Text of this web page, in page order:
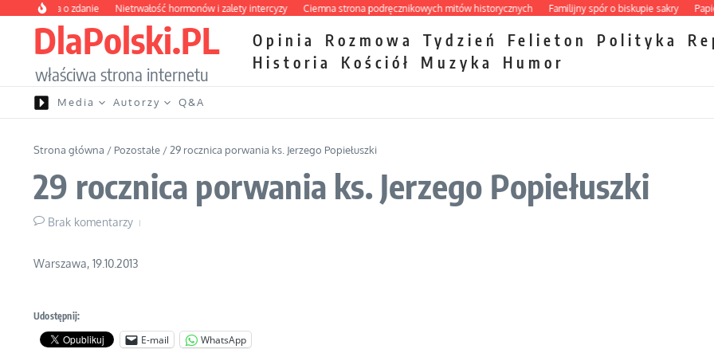
Przejdź do treści
pytania o zdanie Nietrwałość hormonów i zalety intercyzy Ciemna strona podręcznikowych mitów historycznych Familijny spór o biskupie sakry
DlaPolski.PL
właściwa strona internetu
Opinia Rozmowa Tydzień Felieton Polityka
Historia
Kościół Muzyka Humor
Media Autorzy Q&A
Strona główna / Pozostałe / 29 rocznica porwania ks. Jerzego Popiełuszki
29 rocznica porwania ks. Jerzego Popiełuszki
Brak komentarzy
Warszawa, 19.10.2013
Udostępnij:
E-mail WhatsApp